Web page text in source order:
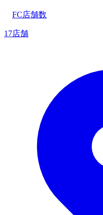
FC店舗数
17店舗